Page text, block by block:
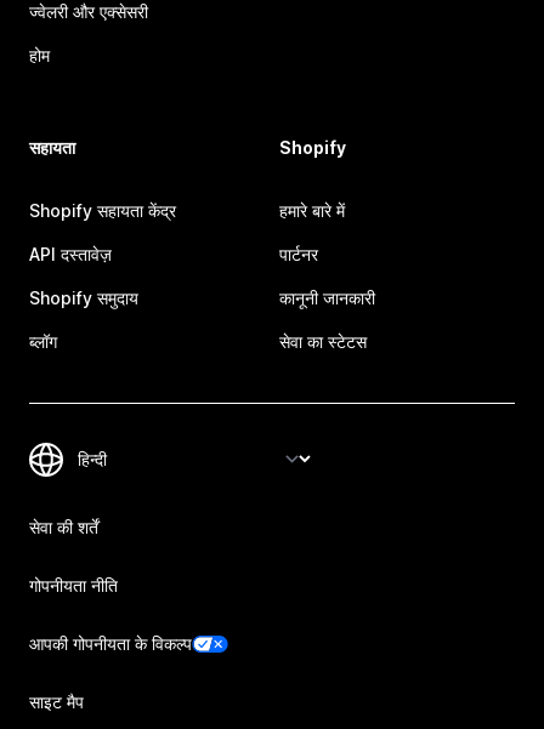
ज्वेलरी और एक्सेसरी
होम
सहायता
Shopify सहायता केंद्र
API दस्तावेज़
Shopify समुदाय
ब्लॉग
Shopify
हमारे बारे में
पार्टनर
कानूनी जानकारी
सेवा का स्टेटस
सेवा की शर्तें
गोपनीयता नीति
आपकी गोपनीयता के विकल्प
साइट मैप